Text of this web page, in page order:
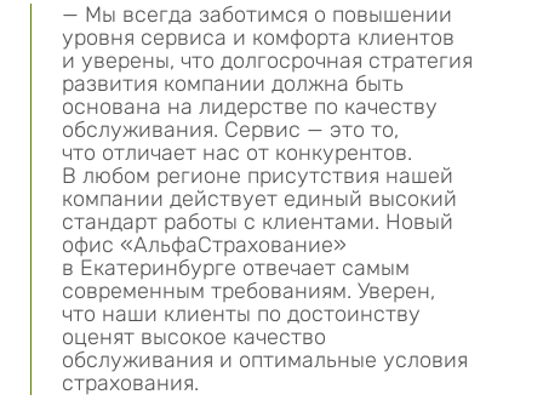
— Мы всегда заботимся о повышении
уровня сервиса и комфорта клиентов
и уверены, что долгосрочная стратегия
развития компании должна быть
основана на лидерстве по качеству
обслуживания. Сервис — это то,
что отличает нас от конкурентов.
В любом регионе присутствия нашей
компании действует единый высокий
стандарт работы с клиентами. Новый
офис «АльфаСтрахование»
в Екатеринбурге отвечает самым
современным требованиям. Уверен,
что наши клиенты по достоинству
оценят высокое качество
обслуживания и оптимальные условия
страхования.